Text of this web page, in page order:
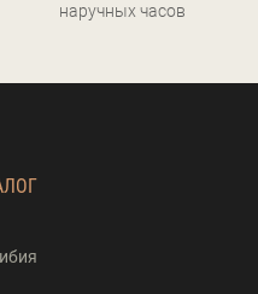
наручных часов